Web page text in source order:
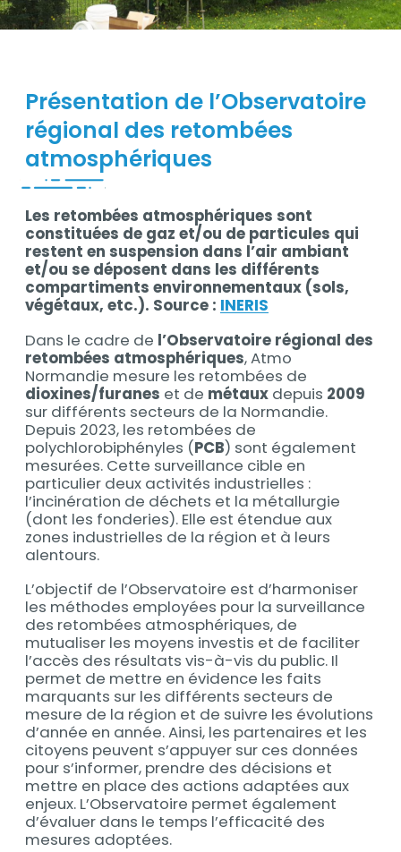
Présentation de l’Observatoire
régional des retombées
atmosphériques
Contenu
Les retombées atmosphériques sont
constituées de gaz et/ou de particules qui
restent en suspension dans l’air ambiant
et/ou se déposent dans les différents
compartiments environnementaux (sols,
végétaux, etc.). Source : INERIS
Dans le cadre de l’Observatoire régional des
retombées atmosphériques, Atmo
Normandie mesure les retombées de
dioxines/furanes et de métaux depuis 2009
sur différents secteurs de la Normandie.
Depuis 2023, les retombées de
polychlorobiphényles (PCB) sont également
mesurées. Cette surveillance cible en
particulier deux activités industrielles :
l’incinération de déchets et la métallurgie
(dont les fonderies). Elle est étendue aux
zones industrielles de la région et à leurs
alentours.
L’objectif de l’Observatoire est d’harmoniser
les méthodes employées pour la surveillance
des retombées atmosphériques, de
mutualiser les moyens investis et de faciliter
l’accès des résultats vis-à-vis du public. Il
permet de mettre en évidence les faits
marquants sur les différents secteurs de
mesure de la région et de suivre les évolutions
d’année en année. Ainsi, les partenaires et les
citoyens peuvent s’appuyer sur ces données
pour s’informer, prendre des décisions et
mettre en place des actions adaptées aux
enjeux. L’Observatoire permet également
d’évaluer dans le temps l’efficacité des
mesures adoptées.